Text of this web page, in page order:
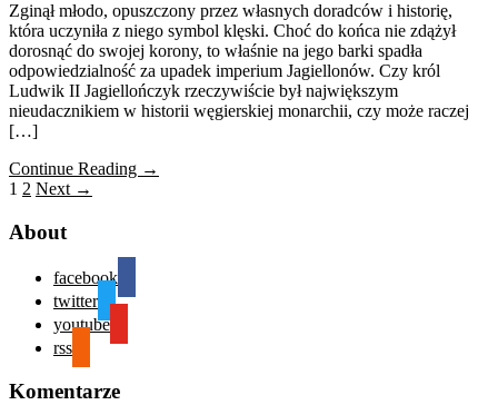
Zginął młodo, opuszczony przez własnych doradców i historię,
która uczyniła z niego symbol klęski. Choć do końca nie zdążył
dorosnąć do swojej korony, to właśnie na jego barki spadła
odpowiedzialność za upadek imperium Jagiellonów. Czy król
Ludwik II Jagiellończyk rzeczywiście był największym
nieudacznikiem w historii węgierskiej monarchii, czy może raczej
[…]
Continue Reading →
1 2 Next →
About
facebook
twitter
youtube
rss
Komentarze